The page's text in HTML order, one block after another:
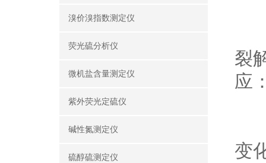
溴价溴指数测定仪
荧光硫分析仪
微机盐含量测定仪
紫外荧光定硫仪
碱性氮测定仪
硫醇硫测定仪
裂
应
变